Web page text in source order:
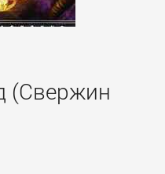
(Свержин